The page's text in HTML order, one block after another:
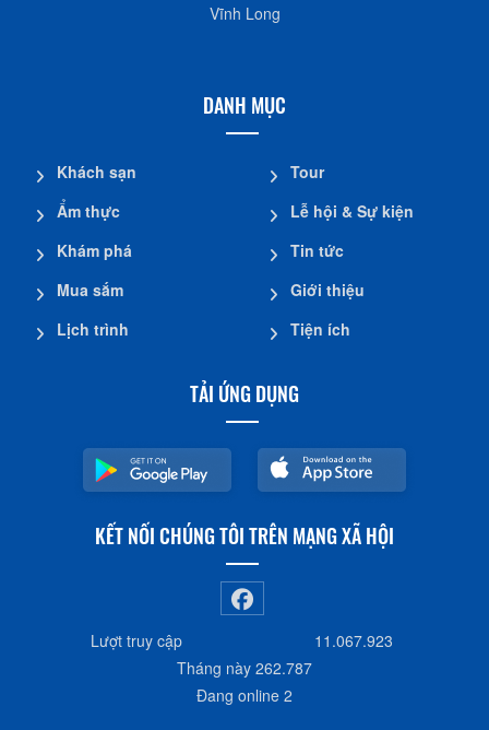
Vĩnh Long
DANH MỤC
Khách sạn
Ẩm thực
Khám phá
Mua sắm
Lịch trình
Tour
Lễ hội & Sự kiện
Tin tức
Giới thiệu
Tiện ích
TẢI ỨNG DỤNG
KẾT NỐI CHÚNG TÔI TRÊN MẠNG XÃ HỘI
Lượt truy cập
11.067.923
Tháng này 262.787
Đang online 2